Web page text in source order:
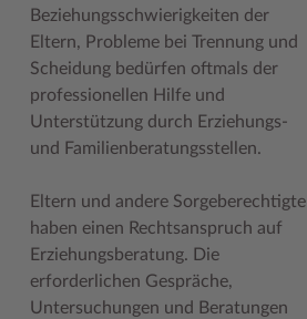
Karrieretag
Beziehungsschwierigkeiten der
Eltern, Probleme bei Trennung und
Scheidung bedürfen oftmals der
professionellen Hilfe und
Unterstützung durch Erziehungs-
und Familienberatungsstellen.
Eltern und andere Sorgeberechtigte
haben einen Rechtsanspruch auf
Erziehungsberatung. Die
erforderlichen Gespräche,
Untersuchungen und Beratungen